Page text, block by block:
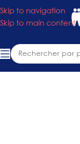
Skip to navigation
Skip to main content